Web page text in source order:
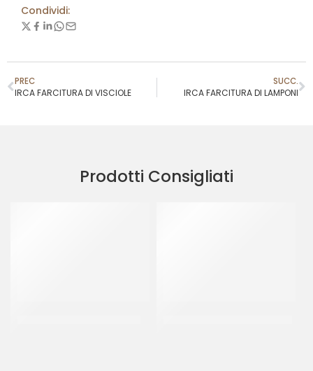
Condividi:
PREC
IRCA FARCITURA DI VISCIOLE
SUCC.
IRCA FARCITURA DI LAMPONI
Prodotti Consigliati